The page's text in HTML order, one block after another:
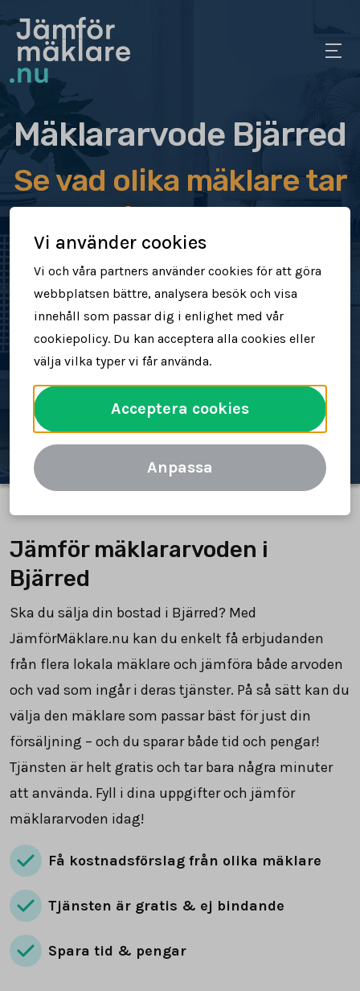
Mäklararvode Bjärred
Se vad olika mäklare tar
i arvode
Jämför mäklararvoden
Se vad mäklare tar för att sälja din
bostad
Spara tid och pengar
Jämför mäklararvoden
Jämför mäklararvoden i
Bjärred
Ska du sälja din bostad i Bjärred? Med
JämförMäklare.nu kan du enkelt få erbjudanden
från flera lokala mäklare och jämföra både arvoden
och vad som ingår i deras tjänster. På så sätt kan du
välja den mäklare som passar bäst för just din
försäljning – och du sparar både tid och pengar!
Tjänsten är helt gratis och tar bara några minuter
att använda. Fyll i dina uppgifter och jämför
mäklararvoden idag!
Få kostnadsförslag från olika mäklare
Tjänsten är gratis & ej bindande
Spara tid & pengar
Vi använder cookies
Vi och våra partners använder cookies för att göra
webbplatsen bättre, analysera besök och visa
innehåll som passar dig i enlighet med vår
cookiepolicy. Du kan acceptera alla cookies eller
välja vilka typer vi får använda.
Acceptera cookies
Anpassa